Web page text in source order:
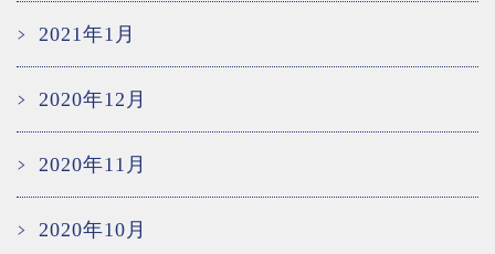
2021年1月
2020年12月
2020年11月
2020年10月